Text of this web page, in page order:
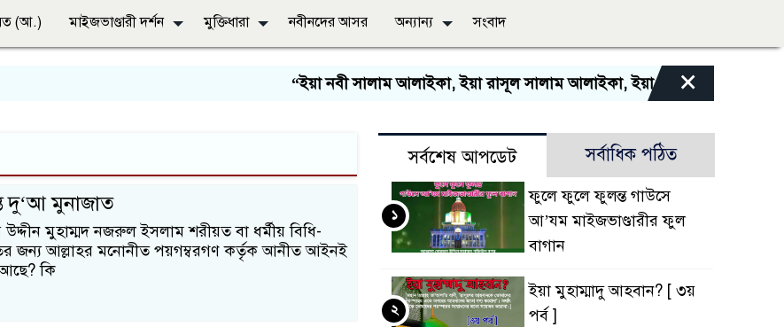
(আ.) মাইজভাণ্ডারী দর্শন মুক্তিধারা নবীনদের আসর অন্যান্য সংবাদ
“ইয়া নবী সালাম আলাইকা, ইয়া রাসূল সালাম আলাইকা, ইয়া হাবীব সালাম আলাইকা,
×
দু‘আ মুনাজাত
মুহাম্মদ নজরুল ইসলাম শরীয়ত বা ধর্মীয় বিধি-
জন্য আল্লাহর মনোনীত পয়গম্বরগণ কর্তৃক আনীত আইনই
কি
সর্বশেষ আপডেট সর্বাধিক পঠিত
ফুলে ফুলে ফুলন্ত গাউসে
আ’যম মাইজভাণ্ডারীর ফুল
বাগান
১
ইয়া মুহাম্মাদু আহবান? [ ৩য়
পর্ব ]
২